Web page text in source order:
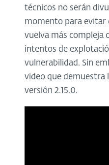
técnicos no serán
momento para evitar
vuelva más compleja
intentos de
vulnerabilidad. Sin
video que demuestra
versión 2.15.0.